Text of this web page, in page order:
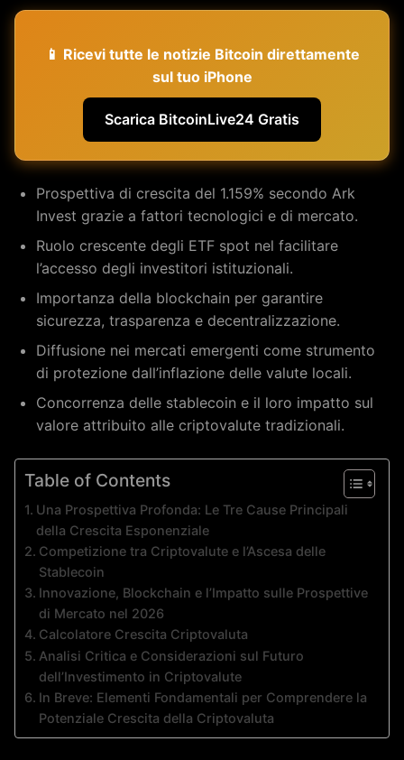
📱 Ricevi tutte le notizie Bitcoin direttamente
sul tuo iPhone
Scarica BitcoinLive24 Gratis
Prospettiva di crescita del 1.159% secondo Ark
Invest grazie a fattori tecnologici e di mercato.
Ruolo crescente degli ETF spot nel facilitare
l’accesso degli investitori istituzionali.
Importanza della blockchain per garantire
sicurezza, trasparenza e decentralizzazione.
Diffusione nei mercati emergenti come strumento
di protezione dall’inflazione delle valute locali.
Concorrenza delle stablecoin e il loro impatto sul
valore attribuito alle criptovalute tradizionali.
Table of Contents
Una Prospettiva Profonda: Le Tre Cause Principali
della Crescita Esponenziale
Competizione tra Criptovalute e l’Ascesa delle
Stablecoin
Innovazione, Blockchain e l’Impatto sulle Prospettive
di Mercato nel 2026
Calcolatore Crescita Criptovaluta
Analisi Critica e Considerazioni sul Futuro
dell’Investimento in Criptovalute
In Breve: Elementi Fondamentali per Comprendere la
Potenziale Crescita della Criptovaluta